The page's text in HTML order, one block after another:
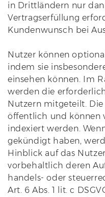
in Drittländern nur
Vertragserfüllung
Kundenwunsch bei
Nutzer können
indem sie
einsehen können. Im
werden die
Nutzern mitgeteilt.
öffentlich und können
indexiert werden.
gekündigt haben,
Hinblick auf das
vorbehaltlich deren
handels- oder
Art. 6 Abs. 1 lit. c